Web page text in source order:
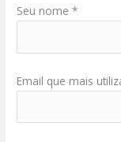
Seu nome *
Email que mais